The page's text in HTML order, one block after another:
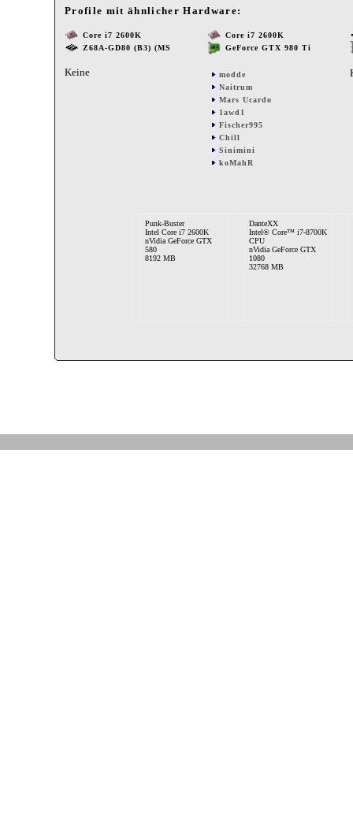
Profile mit ähnlicher Hardware:
Core i7 2600K
Z68A-GD80 (B3) (MS
Keine
Core i7 2600K
GeForce GTX 980 Ti
modde
Naitrum
Mars Ucardo
1awd1
Fischer995
Chill
Sinimini
koMahR
Punk-Buster
Intel Core i7 2600K
nVidia GeForce GTX
580
8192 MB
DanteXX
Intel® Core™ i7-8700K
CPU
nVidia GeForce GTX
1080
32768 MB